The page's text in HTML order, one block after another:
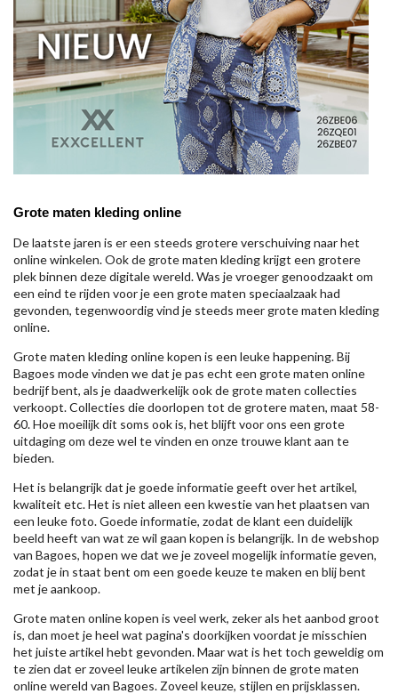
Grote maten kleding online
De laatste jaren is er een steeds grotere verschuiving naar het
online winkelen. Ook de grote maten kleding krijgt een grotere
plek binnen deze digitale wereld. Was je vroeger genoodzaakt om
een eind te rijden voor je een grote maten speciaalzaak had
gevonden, tegenwoordig vind je steeds meer grote maten kleding
online.
Grote maten kleding online kopen is een leuke happening. Bij
Bagoes mode vinden we dat je pas echt een grote maten online
bedrijf bent, als je daadwerkelijk ook de grote maten collecties
verkoopt. Collecties die doorlopen tot de grotere maten, maat 58-
60. Hoe moeilijk dit soms ook is, het blijft voor ons een grote
uitdaging om deze wel te vinden en onze trouwe klant aan te
bieden.
Het is belangrijk dat je goede informatie geeft over het artikel,
kwaliteit etc. Het is niet alleen een kwestie van het plaatsen van
een leuke foto. Goede informatie, zodat de klant een duidelijk
beeld heeft van wat ze wil gaan kopen is belangrijk. In de webshop
van Bagoes, hopen we dat we je zoveel mogelijk informatie geven,
zodat je in staat bent om een goede keuze te maken en blij bent
met je aankoop.
Grote maten online kopen is veel werk, zeker als het aanbod groot
is, dan moet je heel wat pagina's doorkijken voordat je misschien
het juiste artikel hebt gevonden. Maar wat is het toch geweldig om
te zien dat er zoveel leuke artikelen zijn binnen de grote maten
online wereld van Bagoes. Zoveel keuze, stijlen en prijsklassen.